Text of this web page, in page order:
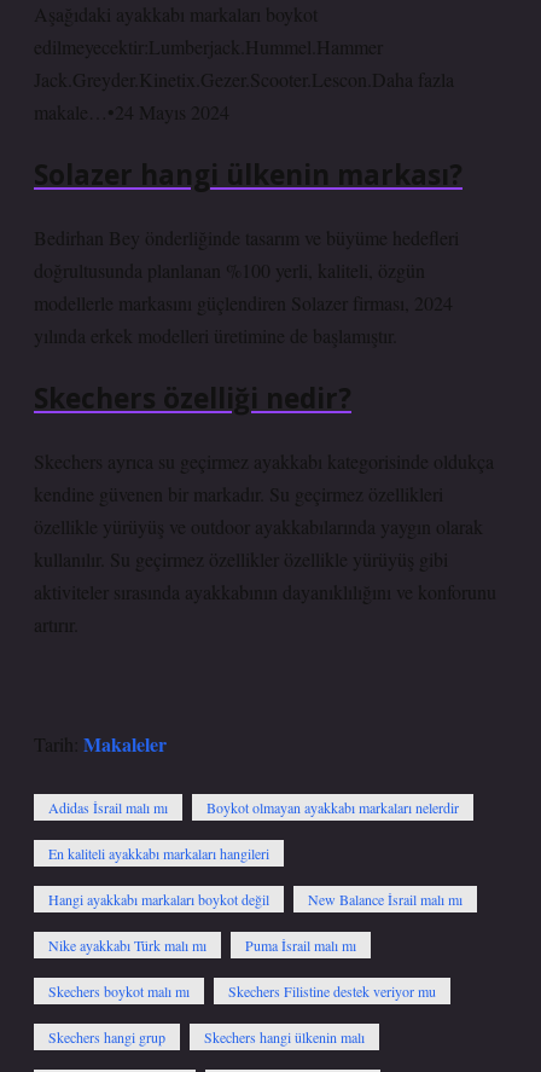
Aşağıdaki ayakkabı markaları boykot
edilmeyecektir:Lumberjack.Hummel.Hammer
Jack.Greyder.Kinetix.Gezer.Scooter.Lescon.Daha fazla
makale…•24 Mayıs 2024
Solazer hangi ülkenin markası?
Bedirhan Bey önderliğinde tasarım ve büyüme hedefleri
doğrultusunda planlanan %100 yerli, kaliteli, özgün
modellerle markasını güçlendiren Solazer firması, 2024
yılında erkek modelleri üretimine de başlamıştır.
Skechers özelliği nedir?
Skechers ayrıca su geçirmez ayakkabı kategorisinde oldukça
kendine güvenen bir markadır. Su geçirmez özellikleri
özellikle yürüyüş ve outdoor ayakkabılarında yaygın olarak
kullanılır. Su geçirmez özellikler özellikle yürüyüş gibi
aktiviteler sırasında ayakkabının dayanıklılığını ve konforunu
artırır.
Tarih: Makaleler
Adidas İsrail malı mı Boykot olmayan ayakkabı markaları nelerdir
En kaliteli ayakkabı markaları hangileri
Hangi ayakkabı markaları boykot değil New Balance İsrail malı mı
Nike ayakkabı Türk malı mı Puma İsrail malı mı
Skechers boykot malı mı Skechers Filistine destek veriyor mu
Skechers hangi grup Skechers hangi ülkenin malı